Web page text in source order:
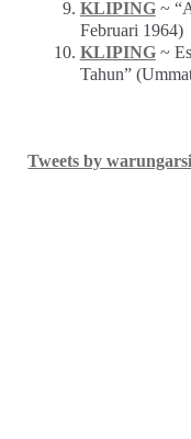
KLIPING~
Februari 1964)
KLIPING~
Tahun”
Tweets by